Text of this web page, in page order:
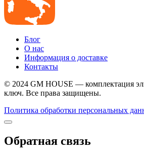
Блог
О нас
Информация о доставке
Контакты
© 2024 GM HOUSE — комплектация
ключ. Все права защищены.
Политика обработки персональных
Обратная связь